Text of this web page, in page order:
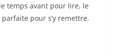
temps avant pour lire, le
pour s’y remettre.